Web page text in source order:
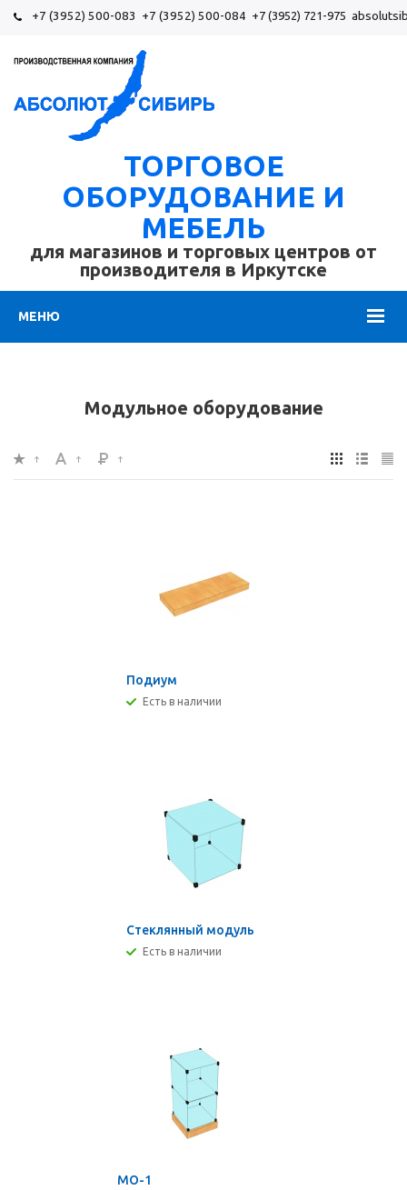
+7 (3952) 500-083 +7 (3952) 500-084 +7 (3952) 721-975
МЕНЮ
ТОРГОВОЕ
ОБОРУДОВАНИЕ И
МЕБЕЛЬ
для магазинов и торговых центров от
производителя в Иркутске
Модульное оборудование
Подиум
Есть в наличии
Стеклянный модуль
Есть в наличии
МО-1